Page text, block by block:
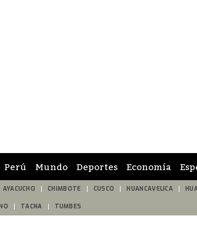
Perú Mundo Deportes Economía
AYACUCHO CHIMBOTE CUSCO HUANCAVELICA
TACNA TUMBES